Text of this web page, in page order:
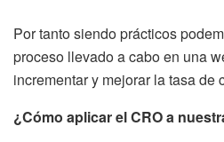
Por tanto siendo prácticos
proceso llevado a cabo en una
incrementar y mejorar la tasa de
¿Cómo aplicar el CRO a